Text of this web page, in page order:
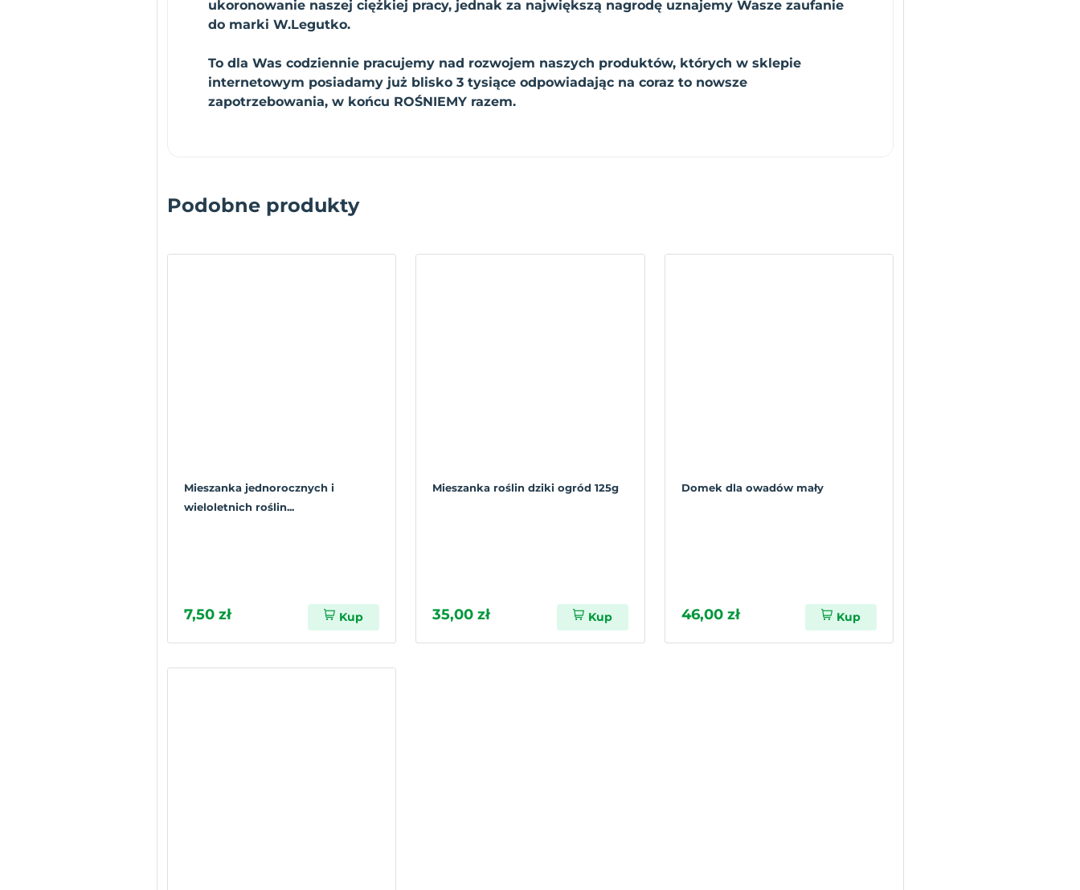
ukoronowanie naszej ciężkiej pracy, jednak za największą nagrodę uznajemy Wasze zaufanie
do marki W.Legutko.
To dla Was codziennie pracujemy nad rozwojem naszych produktów, których w sklepie
internetowym posiadamy już blisko 3 tysiące odpowiadając na coraz to nowsze
zapotrzebowania, w końcu ROŚNIEMY razem.
Podobne produkty
Mieszanka jednorocznych i
wieloletnich roślin...
7,50 zł Kup
Mieszanka roślin dziki ogród 125g
35,00 zł Kup
Domek dla owadów mały
46,00 zł Kup